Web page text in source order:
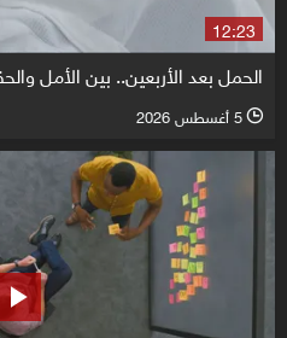
12:23
الحمل بعد الأربعين.. بين الأمل
l 5 أغسطس 2026